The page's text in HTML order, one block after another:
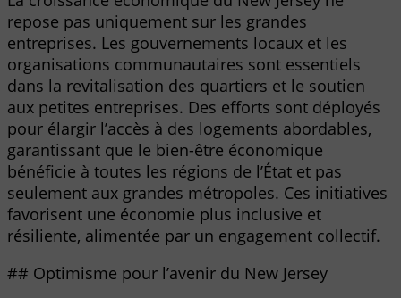
repose pas uniquement sur les grandes
entreprises. Les gouvernements locaux et les
organisations communautaires sont essentiels
dans la revitalisation des quartiers et le soutien
aux petites entreprises. Des efforts sont déployés
pour élargir l’accès à des logements abordables,
garantissant que le bien-être économique
bénéficie à toutes les régions de l’État et pas
seulement aux grandes métropoles. Ces initiatives
favorisent une économie plus inclusive et
résiliente, alimentée par un engagement collectif.
## Optimisme pour l’avenir du New Jersey